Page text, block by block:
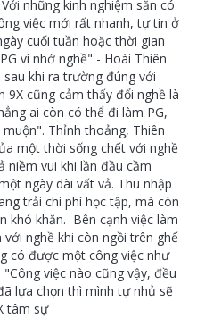
những kinh nghiệm sẵn có
việc mới rất nhanh, tự tin ở
cuối tuần hoặc thời gian
vì nhớ nghề" - Hoài Thiên
khi ra trường đúng với
9X cũng cảm thấy đổi nghề là
ai còn có thể đi làm PG,
Thỉnh thoảng, Thiên
một thời sống chết với nghề
niềm vui khi lần đầu cầm
ngày dài vất vả. Thu nhập
trải chi phí học tập, mà còn
khó khăn. Bên cạnh việc làm
nghề khi còn ngồi trên ghế
có được một công việc như
việc nào cũng vậy, đều
lựa chọn thì mình tự nhủ sẽ
tâm sự